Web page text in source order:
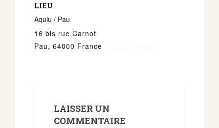
LIEU
Aquiu / Pau
16 bis rue Carnot
Pau, 64000 France
LAISSER UN
COMMENTAIRE